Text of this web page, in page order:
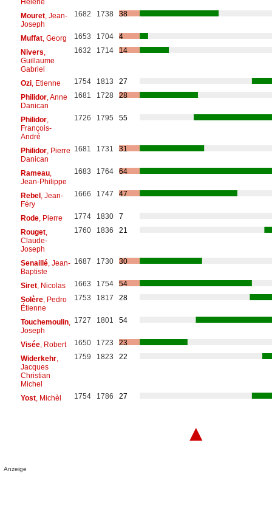
Mouret, Jean-
Joseph
1682 1738 38
Muffat, Georg 1653 1704
4
Nivers
Guillaume
Gabriel
1632 1714 14
Ozi, Etienne 1754 1813
27
Philidor, Anne
Danican
1681 1728 28
Philidor,
François-
André
1726 1795 55
Philidor, Pierre
Danican
1681 1731 31
Rameau,
Jean-Philippe
1683 1764 64
Rebel, Jean-
Féry
1666 1747 47
Rode, Pierre 1774 1830
7
Rouget,
Claude-
Joseph
1760 1836 21
Senaillé, Jean-
Baptiste
1687 1730 30
Siret, Nicolas 1663 1754
54
Solère, Pedro
Étienne
1753 1817 28
Touchemoulin,
Joseph
1727 1801 54
Visée, Robert 1650 1723
23
Widerkehr,
Jacques
Christian
Michel
1759 1823 22
Yost, Michèl 1754 1786 27
▲
Anzeige